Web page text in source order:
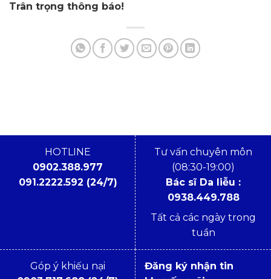
Trân trọng thông báo!
HOTLINE
0902.388.977
091.2222.592 (24/7)
Tư vấn chuyên môn
(08:30-19:00)
Bác sĩ Da liễu :
0938.449.788
Tất cả các ngày trong
tuần
Góp ý khiếu nại
Đăng ký nhận tin